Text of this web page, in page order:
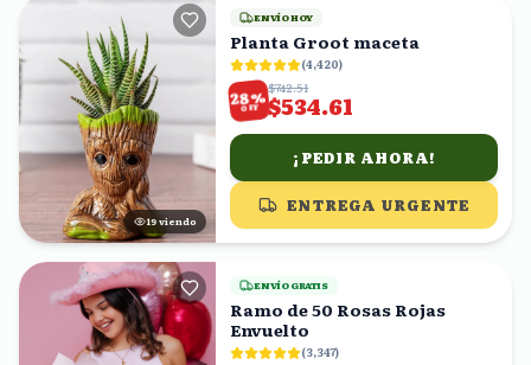
19 viendo
ENVÍO HOY
Planta Groot maceta
(4,420)
28%
OFF
$742.51
$534.61
¡PEDIR AHORA!
ENTREGA URGENTE
ENVÍO GRATIS
Ramo de 50 Rosas Rojas
Envuelto
(3,347)